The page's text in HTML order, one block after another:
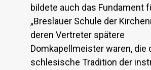
bildete auch das Fundament
„Breslauer Schule der
deren Vertreter spätere
Domkapellmeister waren, die
schlesische Tradition der